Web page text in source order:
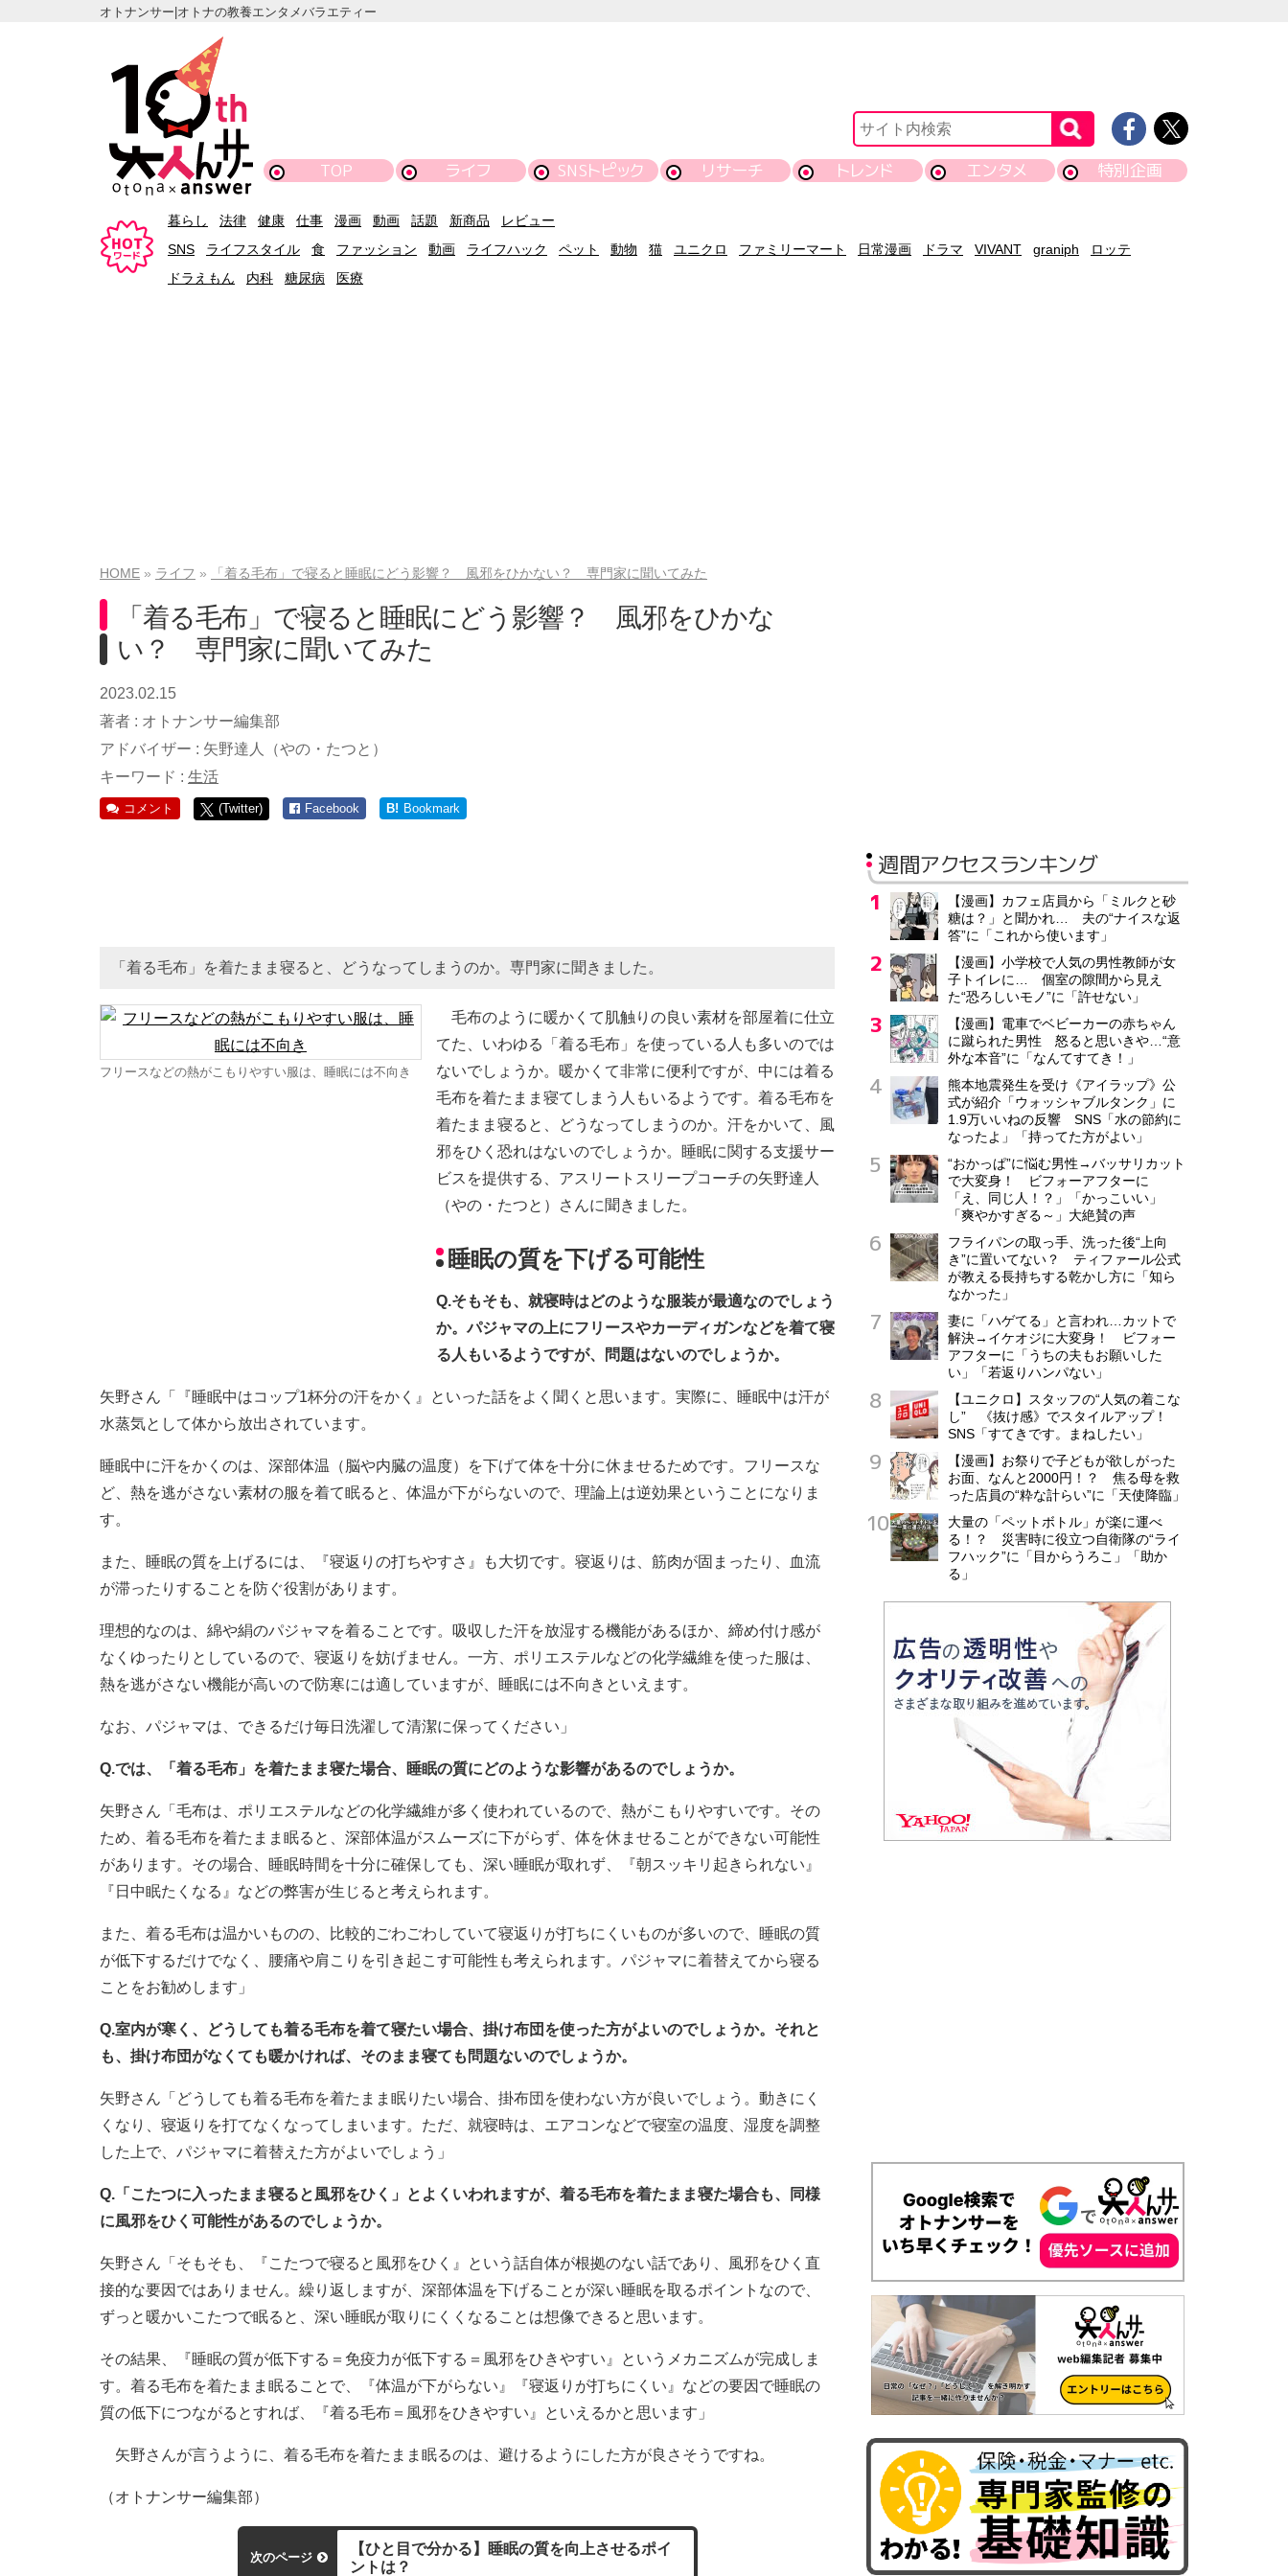
オトナンサー|オトナの教養エンタメバラエティー
TOP ライフ SNSトピック リサーチ トレンド エンタメ 特別企画
暮らし 法律 健康 仕事 漫画 動画 話題 新商品
レビュー
SNS
ライフスタイル 食 ファッション 動画 ライフハック ペット 動物 猫 ユニクロ ファミリーマート 日常漫画 ドラマ VIVANT graniph
ロッテ
ドラえもん
内科 糖尿病 医療
HOME ライフ 「着る毛布」で寝ると睡眠にどう影響？ 風邪をひかない？ 専門家に聞いてみた
「着る毛布」で寝ると睡眠にどう影響？ 風邪をひかな
い？ 専門家に聞いてみた
2023.02.15
著者 : オトナンサー編集部
アドバイザー : 矢野達人（やの・たつと）
キーワード : 生活
コメント (Twitter) Facebook B! Bookmark
「着る毛布」を着たまま寝ると、どうなってしまうのか。専門家に聞きました。
フリースなどの熱がこもりやすい服は、睡眠には不向き
毛布のように暖かくて肌触りの良い素材を部屋着に仕立
てた、いわゆる「着る毛布」を使っている人も多いのでは
ないでしょうか。暖かくて非常に便利ですが、中には着る
毛布を着たまま寝てしまう人もいるようです。着る毛布を
着たまま寝ると、どうなってしまうのか。汗をかいて、風
邪をひく恐れはないのでしょうか。睡眠に関する支援サー
ビスを提供する、アスリートスリープコーチの矢野達人
（やの・たつと）さんに聞きました。
睡眠の質を下げる可能性
Q.そもそも、就寝時はどのような服装が最適なのでしょう
か。パジャマの上にフリースやカーディガンなどを着て寝
る人もいるようですが、問題はないのでしょうか。
矢野さん「『睡眠中はコップ1杯分の汗をかく』といった話をよく聞くと思います。実際に、睡眠中は汗が
水蒸気として体から放出されています。
睡眠中に汗をかくのは、深部体温（脳や内臓の温度）を下げて体を十分に休ませるためです。フリースな
ど、熱を逃がさない素材の服を着て眠ると、体温が下がらないので、理論上は逆効果ということになりま
す。
また、睡眠の質を上げるには、『寝返りの打ちやすさ』も大切です。寝返りは、筋肉が固まったり、血流
が滞ったりすることを防ぐ役割があります。
理想的なのは、綿や絹のパジャマを着ることです。吸収した汗を放湿する機能があるほか、締め付け感が
なくゆったりとしているので、寝返りを妨げません。一方、ポリエステルなどの化学繊維を使った服は、
熱を逃がさない機能が高いので防寒には適していますが、睡眠には不向きといえます。
なお、パジャマは、できるだけ毎日洗濯して清潔に保ってください」
Q.では、「着る毛布」を着たまま寝た場合、睡眠の質にどのような影響があるのでしょうか。
矢野さん「毛布は、ポリエステルなどの化学繊維が多く使われているので、熱がこもりやすいです。その
ため、着る毛布を着たまま眠ると、深部体温がスムーズに下がらず、体を休ませることができない可能性
があります。その場合、睡眠時間を十分に確保しても、深い睡眠が取れず、『朝スッキリ起きられない』
『日中眠たくなる』などの弊害が生じると考えられます。
また、着る毛布は温かいものの、比較的ごわごわしていて寝返りが打ちにくいものが多いので、睡眠の質
が低下するだけでなく、腰痛や肩こりを引き起こす可能性も考えられます。パジャマに着替えてから寝る
ことをお勧めします」
Q.室内が寒く、どうしても着る毛布を着て寝たい場合、掛け布団を使った方がよいのでしょうか。それと
も、掛け布団がなくても暖かければ、そのまま寝ても問題ないのでしょうか。
矢野さん「どうしても着る毛布を着たまま眠りたい場合、掛布団を使わない方が良いでしょう。動きにく
くなり、寝返りを打てなくなってしまいます。ただ、就寝時は、エアコンなどで寝室の温度、湿度を調整
した上で、パジャマに着替えた方がよいでしょう」
Q.「こたつに入ったまま寝ると風邪をひく」とよくいわれますが、着る毛布を着たまま寝た場合も、同様
に風邪をひく可能性があるのでしょうか。
矢野さん「そもそも、『こたつで寝ると風邪をひく』という話自体が根拠のない話であり、風邪をひく直
接的な要因ではありません。繰り返しますが、深部体温を下げることが深い睡眠を取るポイントなので、
ずっと暖かいこたつで眠ると、深い睡眠が取りにくくなることは想像できると思います。
その結果、『睡眠の質が低下する＝免疫力が低下する＝風邪をひきやすい』というメカニズムが完成しま
す。着る毛布を着たまま眠ることで、『体温が下がらない』『寝返りが打ちにくい』などの要因で睡眠の
質の低下につながるとすれば、『着る毛布＝風邪をひきやすい』といえるかと思います」
矢野さんが言うように、着る毛布を着たまま眠るのは、避けるようにした方が良さそうですね。
（オトナンサー編集部）
次のページ
【ひと目で分かる】睡眠の質を向上させるポイ
ントは？
週間アクセスランキング
【漫画】カフェ店員から「ミルクと砂
糖は？」と聞かれ… 夫の“ナイスな返
答”に「これから使います」
【漫画】小学校で人気の男性教師が女
子トイレに… 個室の隙間から見え
た“恐ろしいモノ”に「許せない」
【漫画】電車でベビーカーの赤ちゃん
に蹴られた男性 怒ると思いきや…“意
外な本音”に「なんてすてき！」
熊本地震発生を受け《アイラップ》公
式が紹介「ウォッシャブルタンク」に
1.9万いいねの反響 SNS「水の節約に
なったよ」「持ってた方がよい」
“おかっぱ”に悩む男性→バッサリカット
で大変身！ ビフォーアフターに
「え、同じ人！？」「かっこいい」
「爽やかすぎる～」大絶賛の声
フライパンの取っ手、洗った後“上向
き”に置いてない？ ティファール公式
が教える長持ちする乾かし方に「知ら
なかった」
妻に「ハゲてる」と言われ…カットで
解決→イケオジに大変身！ ビフォー
アフターに「うちの夫もお願いした
い」「若返りハンパない」
【ユニクロ】スタッフの“人気の着こな
し” 《抜け感》でスタイルアップ！
SNS「すてきです。まねしたい」
【漫画】お祭りで子どもが欲しがった
お面、なんと2000円！？ 焦る母を救
った店員の“粋な計らい”に「天使降臨」
大量の「ペットボトル」が楽に運べ
る！？ 災害時に役立つ自衛隊の“ライ
フハック”に「目からうろこ」「助か
る」